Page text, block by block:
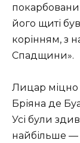
його щиті
корінням, з
Спадщини».
Лицар міцно
Бріяна де
Усі були
найбільше —